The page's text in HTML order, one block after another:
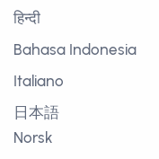
हिन्दी
Bahasa Indonesia
Italiano
日本語
Norsk